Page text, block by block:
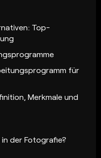
Top-
für
Merkmale und
der Fotografie?